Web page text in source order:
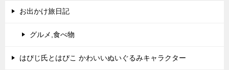
お出かけ旅日記
グルメ,食べ物
はぴじ氏とはぴこ かわいいぬいぐるみキャラクター